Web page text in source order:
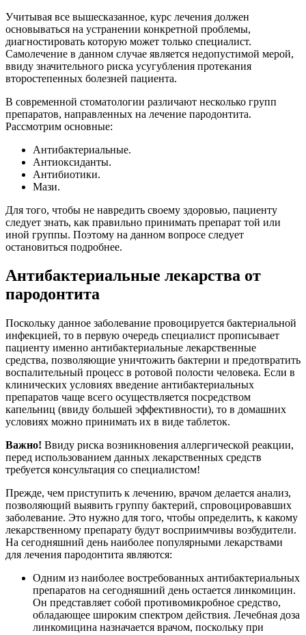
Учитывая все вышесказанное, курс лечения должен
основываться на устранении конкретной проблемы,
диагностировать которую может только специалист.
Самолечение в данном случае является недопустимой мерой,
ввиду значительного риска усугубления протекания
второстепенных болезней пациента.
В современной стоматологии различают несколько групп
препаратов, направленных на лечение пародонтита.
Рассмотрим основные:
Антибактериальные.
Антиоксиданты.
Антибиотики.
Мази.
Для того, чтобы не навредить своему здоровью, пациенту
следует знать, как правильно принимать препарат той или
иной группы. Поэтому на данном вопросе следует
остановиться подробнее.
Антибактериальные лекарства от
пародонтита
Поскольку данное заболевание провоцируется бактериальной
инфекцией, то в первую очередь специалист прописывает
пациенту именно антибактериальные лекарственные
средства, позволяющие уничтожить бактерии и предотвратить
воспалительный процесс в ротовой полости человека. Если в
клинических условиях введение антибактериальных
препаратов чаще всего осуществляется посредством
капельниц (ввиду большей эффективности), то в домашних
условиях можно принимать их в виде таблеток.
Важно! Ввиду риска возникновения аллергической реакции,
перед использованием данных лекарственных средств
требуется консультация со специалистом!
Прежде, чем приступить к лечению, врачом делается анализ,
позволяющий выявить группу бактерий, спровоцировавших
заболевание. Это нужно для того, чтобы определить, к какому
лекарственному препарату будут восприимчивы возбудители.
На сегодняшний день наиболее популярными лекарствами
для лечения пародонтита являются:
Одним из наиболее востребованных антибактериальных
препаратов на сегодняшний день остается линкомицин.
Он представляет собой противомикробное средство,
обладающее широким спектром действия. Лечебная доза
линкомицина назначается врачом, поскольку при